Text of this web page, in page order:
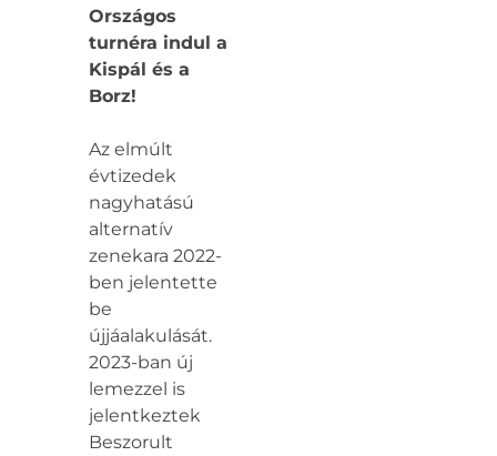
Országos
turnéra indul a
Kispál és a
Borz!
Az elmúlt
évtizedek
nagyhatású
alternatív
zenekara 2022-
ben jelentette
be
újjáalakulását.
2023-ban új
lemezzel is
jelentkeztek
Beszorult